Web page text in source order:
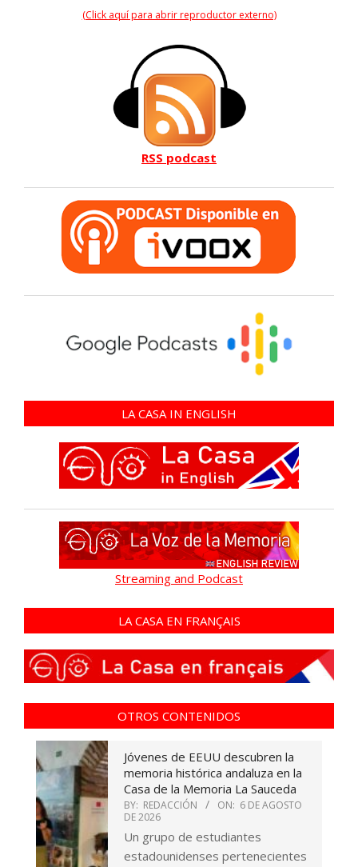
(Click aquí para abrir reproductor externo)
RSS podcast
LA CASA IN ENGLISH
Streaming and Podcast
LA CASA EN FRANÇAIS
OTROS CONTENIDOS
Jóvenes de EEUU descubren la
memoria histórica andaluza en la
Casa de la Memoria La Sauceda
BY: REDACCIÓN ON: 6 DE AGOSTO
DE 2026
Un grupo de estudiantes
estadounidenses pertenecientes